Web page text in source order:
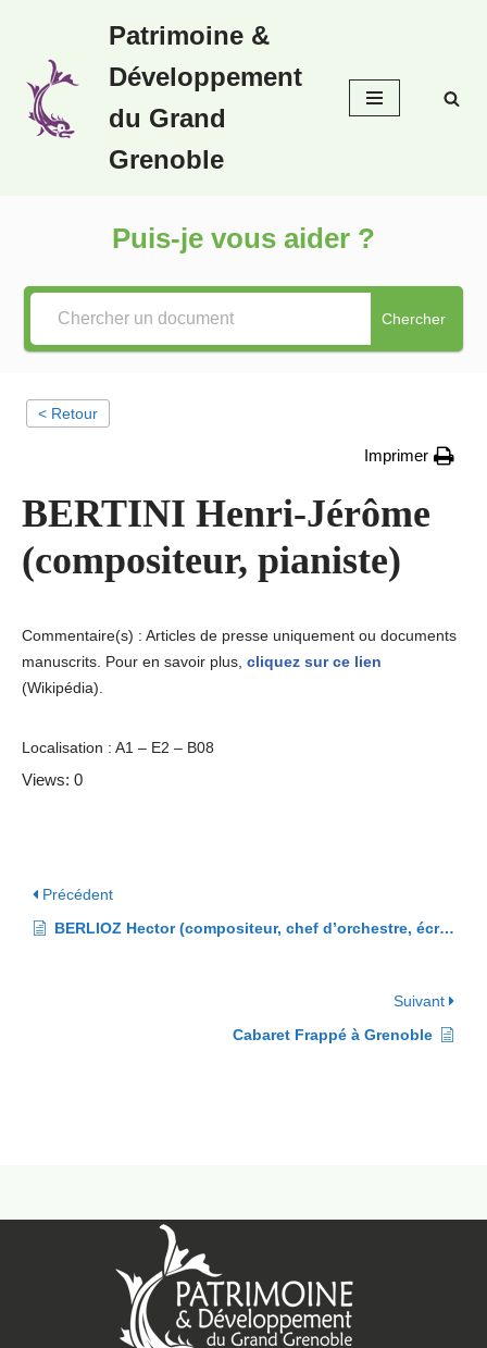
au
contenu
Patrimoine &
Développement
du Grand
Grenoble
Puis-je vous aider ?
Chercher
< Retour
Imprimer
BERTINI Henri-Jérôme
(compositeur, pianiste)
Commentaire(s) : Articles de presse uniquement ou documents
manuscrits. Pour en savoir plus, cliquez sur ce lien
(Wikipédia).
Localisation : A1 – E2 – B08
Views: 0
Précédent
BERLIOZ Hector (compositeur, chef d’orchestre, écrivain)
Suivant
Cabaret Frappé à Grenoble